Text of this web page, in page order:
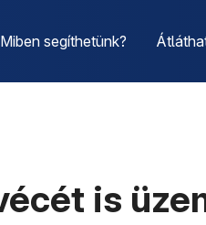
Miben segíthetünk?
is